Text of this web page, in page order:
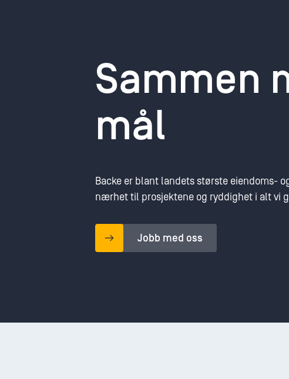
Sammen
mål
Backe er blant landets største eiendoms-
nærhet til prosjektene og ryddighet i alt vi
Jobb med oss